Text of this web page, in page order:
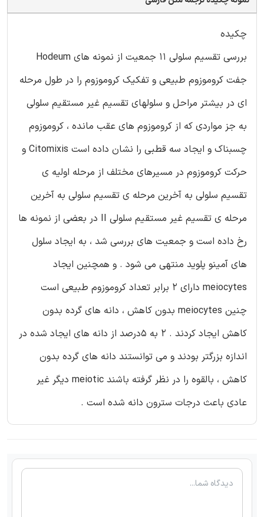
چکیده
بررسی تقسیم سلولی 11 جمعیت از نمونه های Hodeum
جفت کروموزوم طبیعی و تفکیک کروموزوم را در طول مرحله
ای در بیشتر مراحل و سلولهای تقسیم غیر مستقیم سلولی
به جز مواردی که از کروموزوم های عقب مانده ، کروموزوم
چسبناک و ایجاد سه قطبی را نشان داده است Citomixis و
حرکت کروموزوم در مسیرهای مختلف از مرحله اولیه ی
تقسیم سلولی به آخرین مرحله ی تقسیم سلولی به آخرین
مرحله ی تقسیم غیر مستقیم سلولی II در بعضی از نمونه ها
رخ داده است و جمعیت های بررسی شد ، به ایجاد سلول
های آمینو پلوید منتهی می شود . و همچنین ایجاد
meiocytes دارای 2 برابر تعداد کروموزوم طبیعی است
چنین meiocytes بدون کاهش ، دانه های گرده بدون
کاهش ایجاد کردند . 2 به 5درصد از دانه های ایجاد شده در
اندازه بزرگتر بودند و می توانستند دانه های گرده بدون
کاهش ، بالقوه را در نظر گرفته باشند meiotic دیگر غیر
عادی باعث درجات سترون دانه شده است .